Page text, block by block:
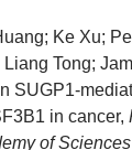
Ke Xu;
Liang Tong;
SUGP1-
in cancer,
of